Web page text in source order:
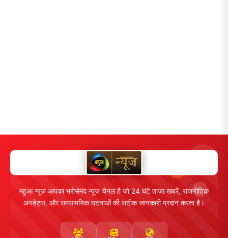
महुआ न्यूज़ आपका भरोसेमंद न्यूज़ चैनल है जो 24 घंटे ताजा खबरें, राजनीतिक
अपडेट्स, और समसामयिक घटनाओं की सटीक जानकारी प्रदान करता है।